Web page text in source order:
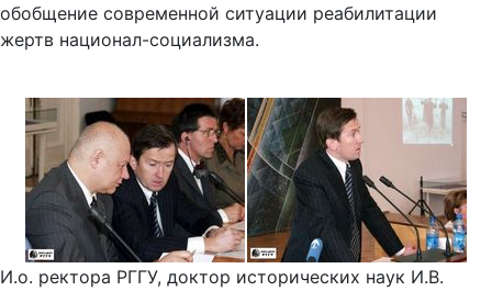
обобщение современной ситуации реабилитации
жертв национал-социализма.
И.о. ректора РГГУ, доктор исторических наук И.В.